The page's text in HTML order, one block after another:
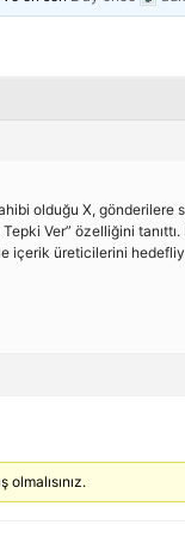
olduğu X,
Ver” özelliğini
içerik üreticilerini